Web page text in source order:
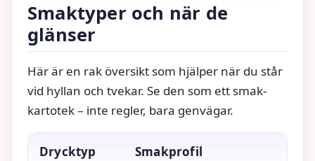
Smaktyper och när de
glänser
Här är en rak översikt som hjälper när du står
vid hyllan och tvekar. Se den som ett smak-
kartotek – inte regler, bara genvägar.
Drycktyp Smakprofil